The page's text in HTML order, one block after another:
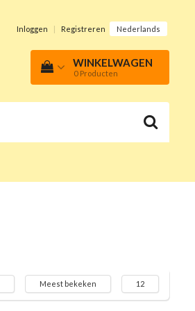
Inloggen | Registreren Nederlands
WINKELWAGEN
0 Producten
Meest bekeken 12